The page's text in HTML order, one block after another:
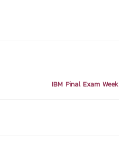
IBM Final Exam Week